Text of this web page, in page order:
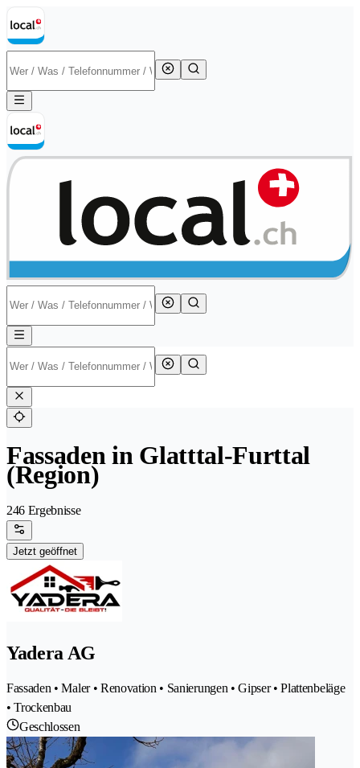
Fassaden in Glatttal-Furttal
(Region)
246 Ergebnisse
Jetzt geöffnet
Yadera AG
Fassaden • Maler • Renovation • Sanierungen • Gipser • Plattenbeläge
• Trockenbau
Geschlossen